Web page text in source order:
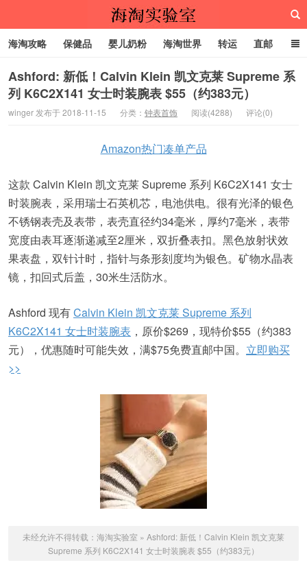
海淘实验室
海淘攻略 保健品 婴儿奶粉 海淘世界 转运 直邮
代购服务
Ashford: 新低！Calvin Klein 凯文克莱 Supreme 系
列 K6C2X141 女士时装腕表 $55（约383元）
winger 发布于 2018-11-15 分类： 钟表首饰 阅读(4288) 评论(0)
Amazon热门凑单产品
这款 Calvin Klein 凯文克莱 Supreme 系列 K6C2X141 女士
时装腕表，采用瑞士石英机芯，电池供电。很有光泽的银色
不锈钢表壳及表带，表壳直径约34毫米，厚约7毫米，表带
宽度由表耳逐渐递减至2厘米，双折叠表扣。黑色放射状效
果表盘，双针计时，指针与条形刻度均为银色。矿物水晶表
镜，扣回式后盖，30米生活防水。
Ashford 现有Calvin Klein 凯文克莱 Supreme 系列
K6C2X141 女士时装腕表 ，原价$269，现特价$55（约383
元），优惠随时可能失效，满$75免费直邮中国。 立即购买
>>
未经允许不得转载： 海淘实验室 » Ashford: 新低！Calvin Klein 凯文克莱
Supreme 系列 K6C2X141 女士时装腕表 $55（约383元）